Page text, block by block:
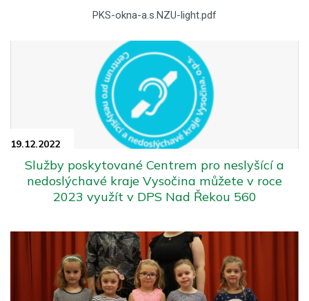
PKS-okna-a.s.NZU-light.pdf
19.12.2022
Služby poskytované Centrem pro neslyšící a
nedoslýchavé kraje Vysočina můžete v roce
2023 využít v DPS Nad Řekou 560